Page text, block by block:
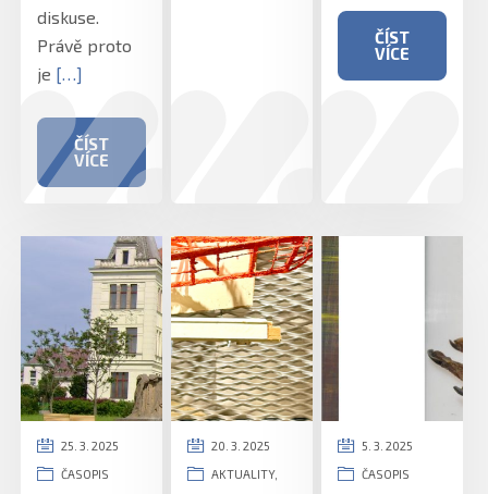
diskuse.
Právě proto
je […]
ČÍST
VÍCE
ČÍST
VÍCE
25. 3. 2025
ČASOPIS
20. 3. 2025
AKTUALITY,
5. 3. 2025
ČASOPIS